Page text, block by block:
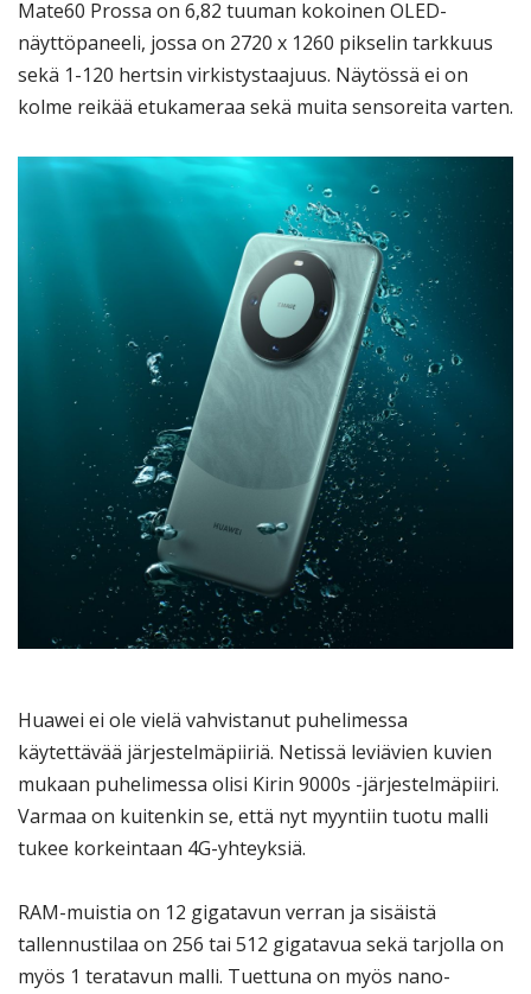
Mate60 Prossa on 6,82 tuuman kokoinen OLED-
näyttöpaneeli, jossa on 2720 x 1260 pikselin tarkkuus
sekä 1-120 hertsin virkistystaajuus. Näytössä ei on
kolme reikää etukameraa sekä muita sensoreita varten.
Huawei ei ole vielä vahvistanut puhelimessa
käytettävää järjestelmäpiiriä. Netissä leviävien kuvien
mukaan puhelimessa olisi Kirin 9000s -järjestelmäpiiri.
Varmaa on kuitenkin se, että nyt myyntiin tuotu malli
tukee korkeintaan 4G-yhteyksiä.
RAM-muistia on 12 gigatavun verran ja sisäistä
tallennustilaa on 256 tai 512 gigatavua sekä tarjolla on
myös 1 teratavun malli. Tuettuna on myös nano-